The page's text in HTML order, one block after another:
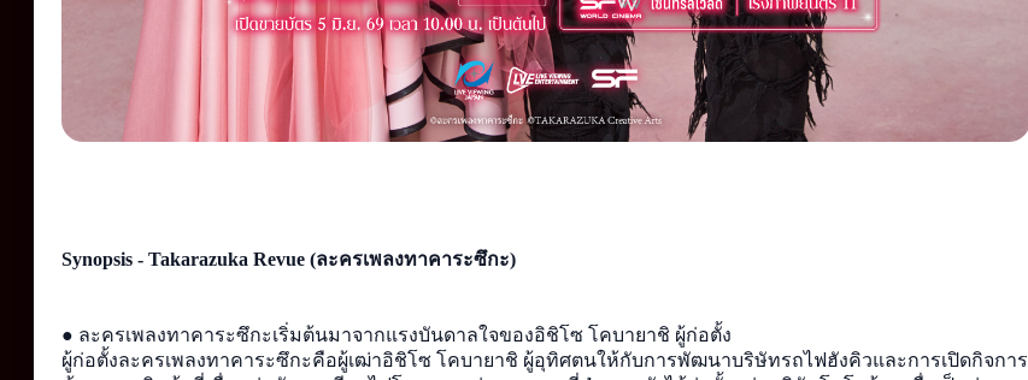
Synopsis - Takarazuka Revue (ละครเพลงทาคาระซึกะ)
● ละครเพลงทาคาระซึกะเริ่มต้นมาจากแรงบันดาลใจของอิชิโซ โคบายาชิ ผู้ก่อตั้ง
ผู้ก่อตั้งละครเพลงทาคาระซึกะคือผู้เฒ่าอิชิโซ โคบายาชิ ผู้อุทิศตนให้กับการพัฒนาบริษัทรถไฟฮังคิวและการเปิดกิจการ